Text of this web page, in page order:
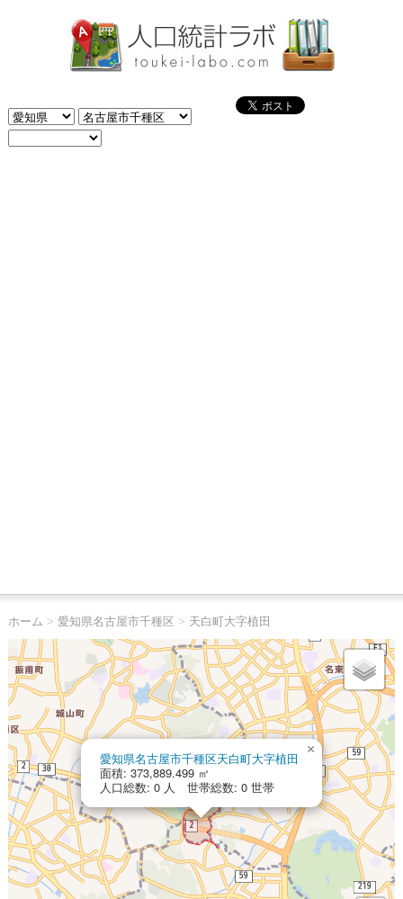
ホーム > 愛知県名古屋市千種区 > 天白町大字植田
愛知県名古屋市千種区天白町大字植田
面積: 373,889.499 ㎡
人口総数: 0 人 世帯総数: 0 世帯
×